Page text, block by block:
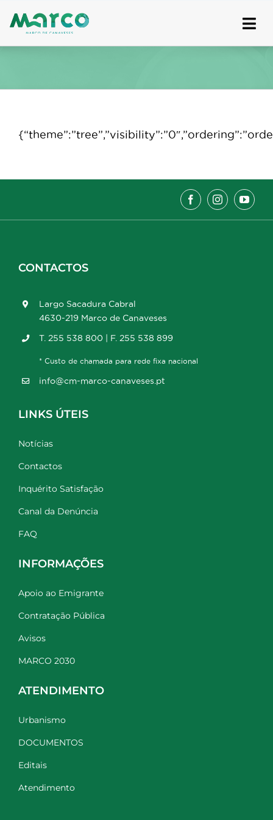
to
CONTACTOS
Largo Sacadura Cabral
4630-219 Marco de Canaveses
T. 255 538 800 | F. 255 538 899
* Custo de chamada para rede fixa nacional
info@cm-marco-canaveses.pt
LINKS ÚTEIS
Notícias
Contactos
Inquérito Satisfação
Canal da Denúncia
FAQ
INFORMAÇÕES
Apoio ao Emigrante
Contratação Pública
Avisos
MARCO 2030
ATENDIMENTO
Urbanismo
DOCUMENTOS
Editais
Atendimento